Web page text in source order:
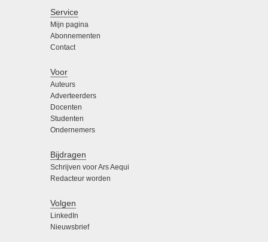
Service
Mijn pagina
Abonnementen
Contact
Voor
Auteurs
Adverteerders
Docenten
Studenten
Ondernemers
Bijdragen
Schrijven voor Ars Aequi
Redacteur worden
Volgen
LinkedIn
Nieuwsbrief